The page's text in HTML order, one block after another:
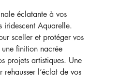
éclatante à vos
iridescent Aquarelle.
sceller et protéger vos
finition nacrée
projets artistiques. Une
l’éclat de vos